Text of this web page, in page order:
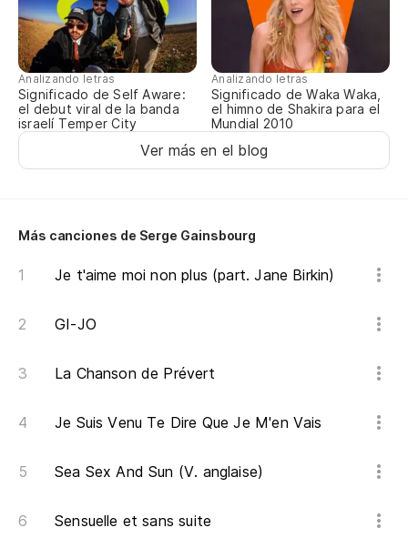
Analizando letras
Significado de Self Aware:
el debut viral de la banda
israelí Temper City
Analizando letras
Significado de Waka Waka,
el himno de Shakira para el
Mundial 2010
Ver más en el blog
Más canciones de Serge Gainsbourg
Je t'aime moi non plus (part. Jane Birkin)
GI-JO
La Chanson de Prévert
Je Suis Venu Te Dire Que Je M'en Vais
Sea Sex And Sun (V. anglaise)
Sensuelle et sans suite